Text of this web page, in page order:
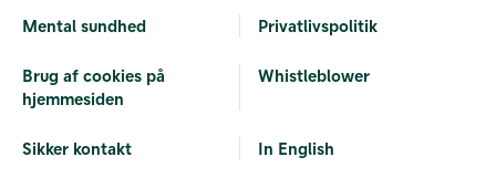
Mental sundhed Privatlivspolitik
Brug af cookies på
hjemmesiden
Whistleblower
Sikker kontakt In English